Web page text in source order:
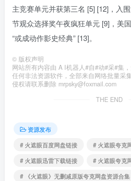
主竞赛单元并获第三名 [5] [12]，入
节观众选择奖午夜疯狂单元 [9]，美
“或成动作影史经典” [13]。
© 版权声明
网站所有内容由 A I机器人#自#动#采#集
任何非法资源软件，全部来自网络批量采
侵权请联系删除 mrpsky@foxmail.com
THE END
资源发布
# 火遮眼百度网盘链接
# 火遮眼夸克
# 火遮眼迅雷下载链接
# 火遮眼夸克
# 《火遮眼》无删减原版夸克网盘资源合集